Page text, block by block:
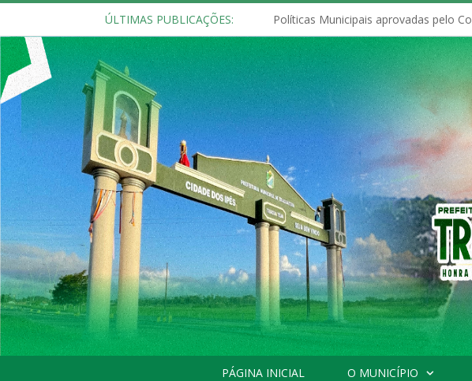
ÚLTIMAS PUBLICAÇÕES:
PÁGINA INICIAL O MUNICÍPIO